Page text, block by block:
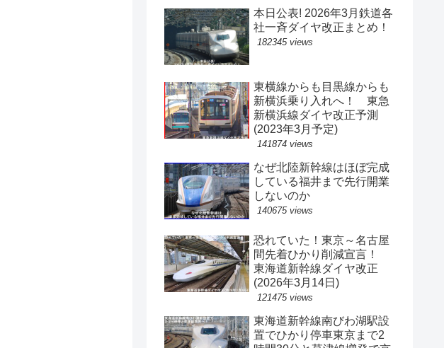
本日公表! 2026年3月鉄道各
社一斉ダイヤ改正まとめ！
182345 views
東横線からも目黒線からも
新横浜乗り入れへ！ 東急
新横浜線ダイヤ改正予測
(2023年3月予定)
141874 views
なぜ北陸新幹線はほぼ完成
している福井まで先行開業
しないのか
140675 views
恐れていた！東京～名古屋
間先着ひかり削減宣言！
東海道新幹線ダイヤ改正
(2026年3月14日)
121475 views
東海道新幹線南びわ湖駅設
置でひかり停車東京まで2